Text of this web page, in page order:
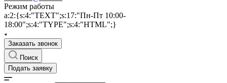
Режим работы
a:2:{s:4:"TEXT";s:17:"Пн-Пт 10:00-
18:00";s:4:"TYPE";s:4:"HTML";}
Заказать звонок
Поиск
Подать заявку